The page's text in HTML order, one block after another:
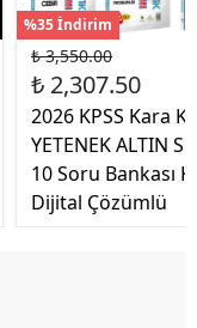
%35 İndirim
₺ 3,550.00
₺ 2,307.50
2026 KPSS Kara
YETENEK ALTIN
10 Soru Bankası
Dijital Çözümlü